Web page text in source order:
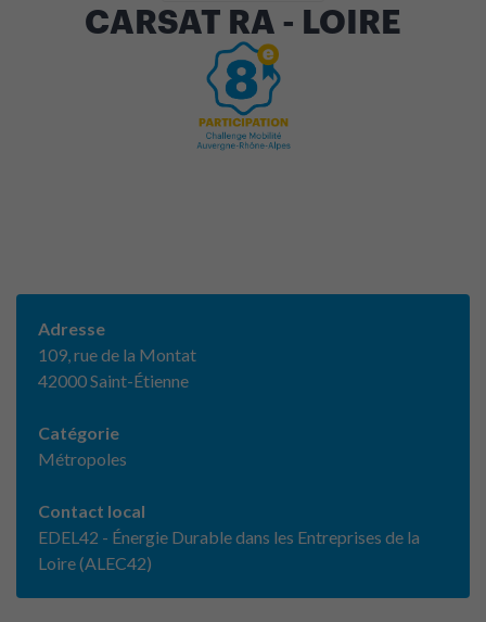
CARSAT RA - LOIRE
Adresse
109, rue de la Montat
42000 Saint-Étienne
Catégorie
Métropoles
Contact local
EDEL42 - Énergie Durable dans les Entreprises de la
Loire (ALEC42)